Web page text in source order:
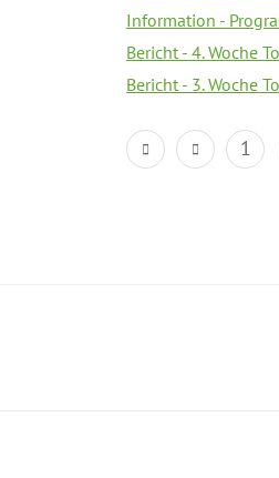
Information -
Bericht - 4. Woche
Bericht - 3. Woche
1